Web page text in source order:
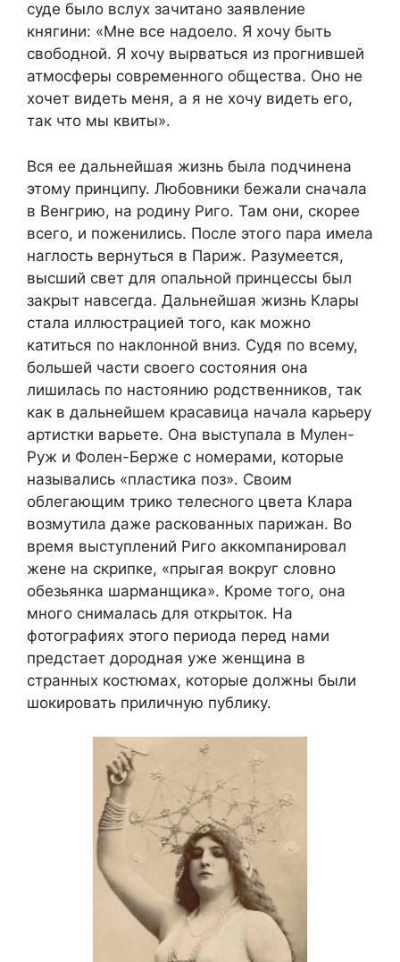
суде было вслух зачитано заявление
княгини: «Мне все надоело. Я хочу быть
свободной. Я хочу вырваться из прогнившей
атмосферы современного общества. Оно не
хочет видеть меня, а я не хочу видеть его,
так что мы квиты».
Вся ее дальнейшая жизнь была подчинена
этому принципу. Любовники бежали сначала
в Венгрию, на родину Риго. Там они, скорее
всего, и поженились. После этого пара имела
наглость вернуться в Париж. Разумеется,
высший свет для опальной принцессы был
закрыт навсегда. Дальнейшая жизнь Клары
стала иллюстрацией того, как можно
катиться по наклонной вниз. Судя по всему,
большей части своего состояния она
лишилась по настоянию родственников, так
как в дальнейшем красавица начала карьеру
артистки варьете. Она выступала в Мулен-
Руж и Фолен-Берже с номерами, которые
назывались «пластика поз». Своим
облегающим трико телесного цвета Клара
возмутила даже раскованных парижан. Во
время выступлений Риго аккомпанировал
жене на скрипке, «прыгая вокруг словно
обезьянка шарманщика». Кроме того, она
много снималась для открыток. На
фотографиях этого периода перед нами
предстает дородная уже женщина в
странных костюмах, которые должны были
шокировать приличную публику.